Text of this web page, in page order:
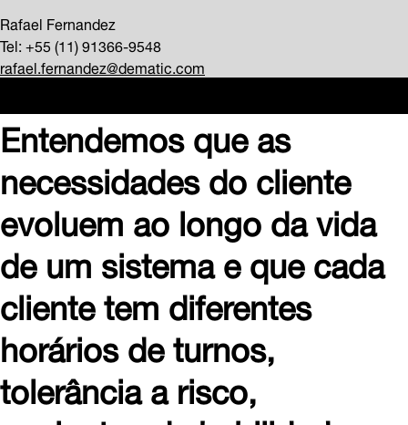
Rafael Fernandez
Tel: +55 (11) 91366-9548
rafael.fernandez@dematic.com
Entendemos que as
necessidades do cliente
evoluem ao longo da vida
de um sistema e que cada
cliente tem diferentes
horários de turnos,
tolerância a risco,